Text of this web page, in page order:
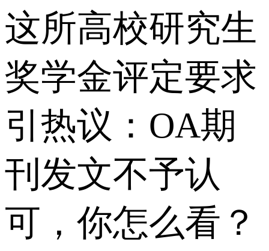
这所高校研究生
奖学金评定要求
引热议：OA期
刊发文不予认
可，你怎么看？